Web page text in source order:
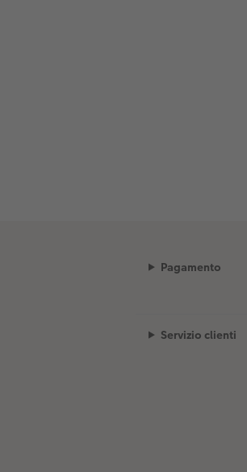
Pagamento
Servizio clienti